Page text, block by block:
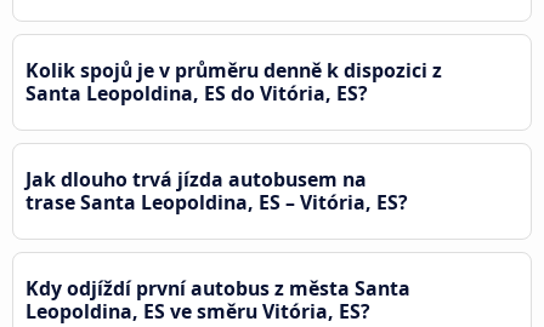
Kolik spojů je v průměru denně k dispozici z
Santa Leopoldina, ES do Vitória, ES?
Jak dlouho trvá jízda autobusem na
trase Santa Leopoldina, ES – Vitória, ES?
Kdy odjíždí první autobus z města Santa
Leopoldina, ES ve směru Vitória, ES?